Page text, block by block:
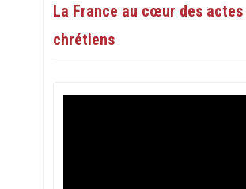
La France au cœur des
chrétiens